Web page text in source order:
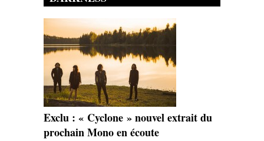
Exclu : « Cyclone » nouvel extrait du
prochain Mono en écoute